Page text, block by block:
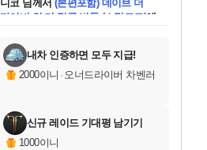
교환.
당첨되셨습니다.
다이버 인 더 정글 번들 (스팀코드)
당첨되셨습니다.
당첨되셨습니다.
당첨되셨습니다.
당첨되셨습니다.
당첨되셨습니다.
에디션 (스팀코드)를 교환.
당첨되셨습니다.
내차 인증하면 모두 지급!
2000이니 · 오너드라이버 차벤러
신규 레이드 기대평 남기기
1000이니